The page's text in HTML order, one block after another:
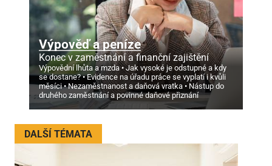
Výpověď a peníze
Konec v zaměstnání a finanční zajištění
Výpovědní lhůta a mzda
Jak vysoké je odstupné a kdy
se dostane?
Evidence na úřadu práce se vyplatí i kvůli
měsíci
Nezaměstnanost a daňová vratka
Nástup do
druhého zaměstnání a povinné daňové přiznání
DALŠÍ TÉMATA